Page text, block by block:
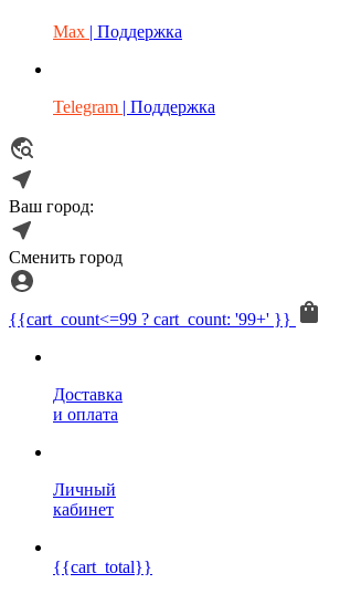
Max | Поддержка
Telegram | Поддержка
Ваш город:
Сменить город
{{cart_count<=99 ? cart_count: '99+' }}
Доставка
и оплата
Личный
кабинет
{{cart_total}}